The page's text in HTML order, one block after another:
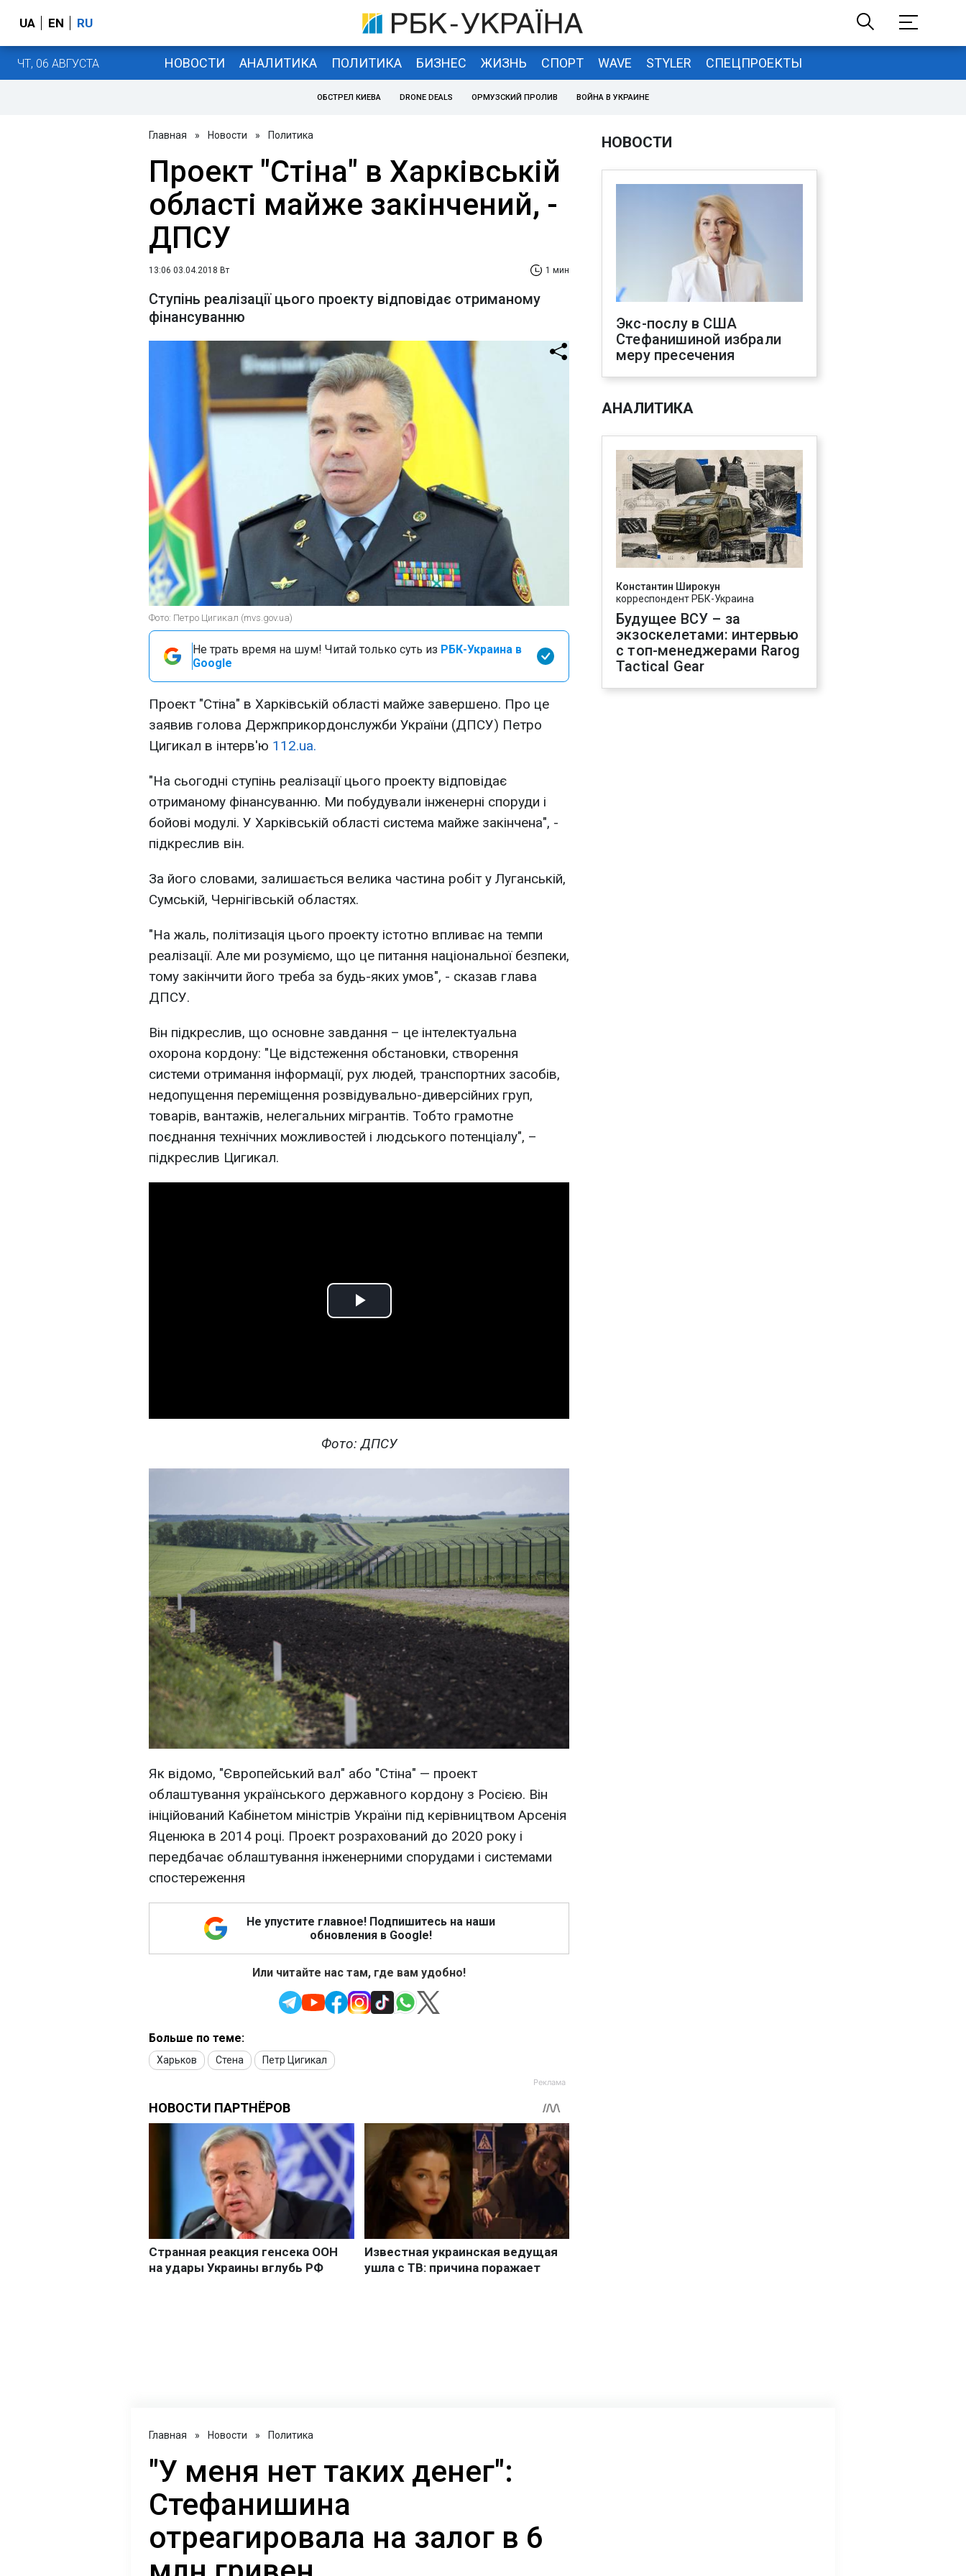
UA EN RU
ЧТ, 06 АВГУСТА НОВОСТИ АНАЛИТИКА ПОЛИТИКА БИЗНЕС ЖИЗНЬ СПОРТ WAVE STYLER СПЕЦПРОЕКТЫ
ОБСТРЕЛ КИЕВА DRONE DEALS ОРМУЗСКИЙ ПРОЛИВ ВОЙНА В УКРАИНЕ
Главная » Новости » Политика
Проект "Стіна" в Харківській
області майже закінчений, -
ДПСУ
13:06 03.04.2018 Вт 1 мин
Ступінь реалізації цього проекту відповідає отриманому
фінансуванню
Фото: Петро Цигикал (mvs.gov.ua)
Не трать время на шум! Читай только суть из РБК-Украина в
Google
Проект "Стіна" в Харківській області майже завершено. Про це
заявив голова Держприкордонслужби України (ДПСУ) Петро
Цигикал в інтерв'ю 112.ua.
"На сьогодні ступінь реалізації цього проекту відповідає
отриманому фінансуванню. Ми побудували інженерні споруди і
бойові модулі. У Харківській області система майже закінчена", -
підкреслив він.
За його словами, залишається велика частина робіт у Луганській,
Сумській, Чернігівській областях.
"На жаль, політизація цього проекту істотно впливає на темпи
реалізації. Але ми розуміємо, що це питання національної безпеки,
тому закінчити його треба за будь-яких умов", - сказав глава
ДПСУ.
Він підкреслив, що основне завдання – це інтелектуальна
охорона кордону: "Це відстеження обстановки, створення
системи отримання інформації, рух людей, транспортних засобів,
недопущення переміщення розвідувально-диверсійних груп,
товарів, вантажів, нелегальних мігрантів. Тобто грамотне
поєднання технічних можливостей і людського потенціалу", –
підкреслив Цигикал.
Play
Фото: ДПСУ
Як відомо, "Європейський вал" або "Стіна" — проект
облаштування українського державного кордону з Росією. Він
ініційований Кабінетом міністрів України під керівництвом Арсенія
Яценюка в 2014 році. Проект розрахований до 2020 року і
передбачає облаштування інженерними спорудами і системами
спостереження
Не упустите главное! Подпишитесь на наши
обновления в Google!
Или читайте нас там, где вам удобно!
Больше по теме:
Харьков Стена Петр Цигикал
НОВОСТИ
Экс-послу в США
Стефанишиной избрали
меру пресечения
АНАЛИТИКА
Константин Широкун
корреспондент РБК-Украина
Будущее ВСУ – за
экзоскелетами: интервью
с топ-менеджерами Rarog
Tactical Gear
Главная » Новости » Политика
"У меня нет таких денег":
Стефанишина
отреагировала на залог в 6